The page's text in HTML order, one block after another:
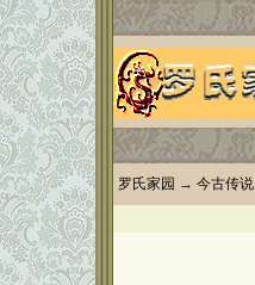
罗氏家园 → 今古传说